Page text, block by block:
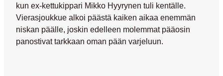
kun ex-kettukippari Mikko Hyyrynen tuli kentälle.
Vierasjoukkue alkoi päästä kaiken aikaa enemmän
niskan päälle, joskin edelleen molemmat pääosin
panostivat tarkkaan oman pään varjeluun.